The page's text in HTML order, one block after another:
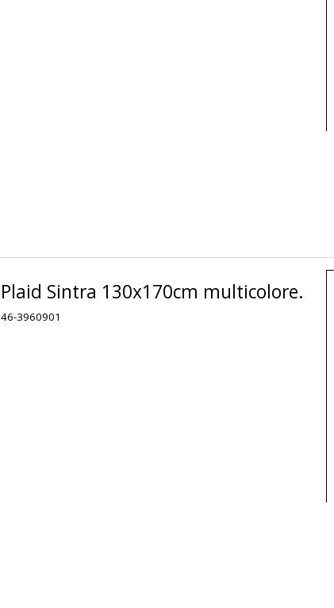
Plaid Sintra 130x170cm multicolore.
46-3960901